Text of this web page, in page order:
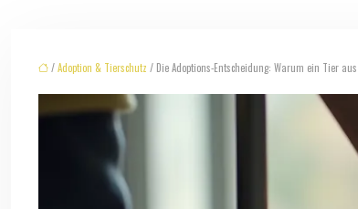
/Adoption & Tierschutz / Die Adoptions-Entscheidung: Warum ein Tier